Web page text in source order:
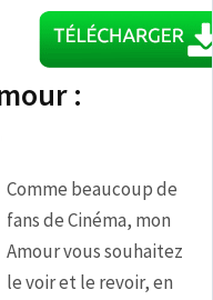
:
Comme beaucoup de
fans de Cinéma, mon
Amour vous souhaitez
le voir et le revoir, en